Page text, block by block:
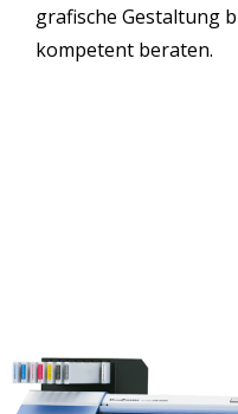
grafische Gestaltung
kompetent beraten.